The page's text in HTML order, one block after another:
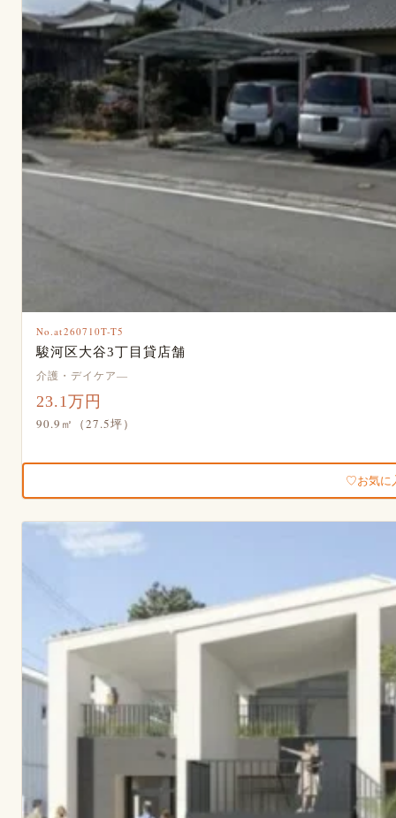
No.at260710T-T5
駿河区大谷3丁目貸店舗
介護・デイケア―
23.1万円
90.9㎡（27.5坪）
お気に